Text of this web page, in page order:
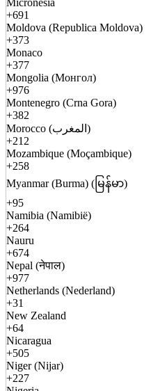
Micronesia
+691
Moldova (Republica Moldova)
+373
Monaco
+377
Mongolia (Монгол)
+976
Montenegro (Crna Gora)
+382
Morocco (المغرب)
+212
Mozambique (Moçambique)
+258
Myanmar (Burma) (မြန်မာ)
+95
Namibia (Namibië)
+264
Nauru
+674
Nepal (नेपाल)
+977
Netherlands (Nederland)
+31
New Zealand
+64
Nicaragua
+505
Niger (Nijar)
+227